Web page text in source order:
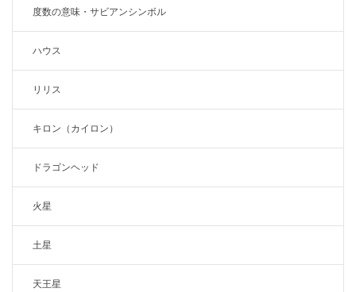
度数の意味・サビアンシンボル
ハウス
リリス
キロン（カイロン）
ドラゴンヘッド
火星
土星
天王星